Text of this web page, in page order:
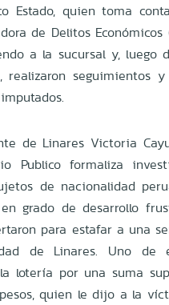
Estado, quien toma
de Delitos Económicos
a la sucursal y, luego
realizaron seguimientos y
de Linares Victoria
Publico formaliza
de nacionalidad
grado de desarrollo
para estafar a una
de Linares. Uno de
lotería por una suma
quien le dijo a la